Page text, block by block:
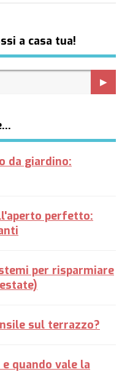
a casa tua!
da giardino:
perfetto:
per risparmiare
sul terrazzo?
quando vale la